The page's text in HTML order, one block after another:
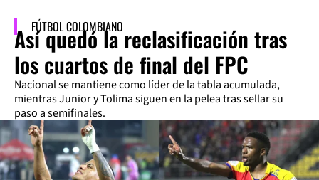
FÚTBOL COLOMBIANO
Así quedó la reclasificación tras
los cuartos de final del FPC
Nacional se mantiene como líder de la tabla acumulada,
mientras Junior y Tolima siguen en la pelea tras sellar su
paso a semifinales.